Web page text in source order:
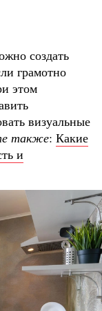
создать
грамотно
этом
визуальные
также: Какие
и